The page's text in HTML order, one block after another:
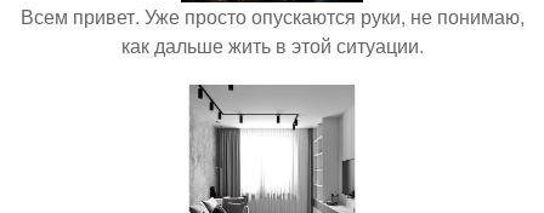
Всем привет. Уже просто опускаются руки, не понимаю,
как дальше жить в этой ситуации.